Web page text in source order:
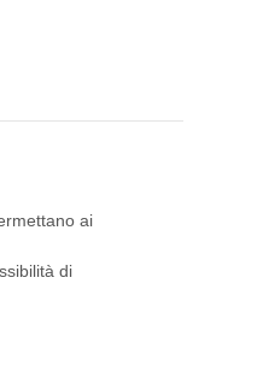
ai
di